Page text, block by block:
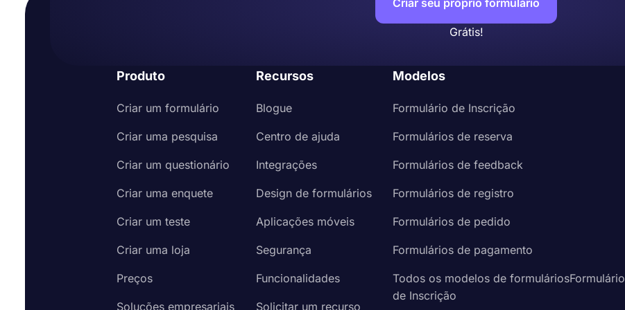
Criar seu próprio formulário
Grátis!
Produto
Criar um formulário
Criar uma pesquisa
Criar um questionário
Criar uma enquete
Criar um teste
Criar uma loja
Preços
Soluções empresariais
Recursos
Blogue
Centro de ajuda
Integrações
Design de formulários
Aplicações móveis
Segurança
Funcionalidades
Solicitar um recurso
Modelos
Formulário de Inscrição
Formulários de reserva
Formulários de feedback
Formulários de registro
Formulários de pedido
Formulários de pagamento
Todos os modelos de formuláriosFormulário
de Inscrição